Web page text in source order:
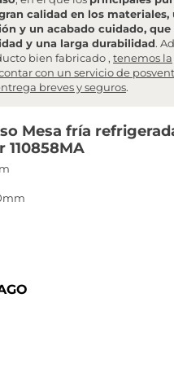
calidad en los materiales,
y un acabado cuidado, que
y una larga durabilidad.
bien fabricado , tenemos la
con un servicio de
breves y seguros.
Mesa fría
110858MA